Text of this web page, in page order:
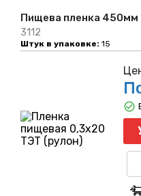
Пищева пленка 450мм
3112
Штук в упаковке: 15